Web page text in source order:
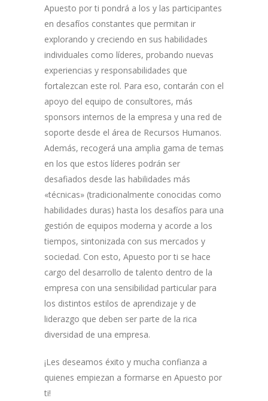
Apuesto por ti pondrá a los y las participantes
en desafíos constantes que permitan ir
explorando y creciendo en sus habilidades
individuales como líderes, probando nuevas
experiencias y responsabilidades que
fortalezcan este rol. Para eso, contarán con el
apoyo del equipo de consultores, más
sponsors internos de la empresa y una red de
soporte desde el área de Recursos Humanos.
Además, recogerá una amplia gama de temas
en los que estos líderes podrán ser
desafiados desde las habilidades más
«técnicas» (tradicionalmente conocidas como
habilidades duras) hasta los desafíos para una
gestión de equipos moderna y acorde a los
tiempos, sintonizada con sus mercados y
sociedad. Con esto, Apuesto por ti se hace
cargo del desarrollo de talento dentro de la
empresa con una sensibilidad particular para
los distintos estilos de aprendizaje y de
liderazgo que deben ser parte de la rica
diversidad de una empresa.
¡Les deseamos éxito y mucha confianza a
quienes empiezan a formarse en Apuesto por
ti!